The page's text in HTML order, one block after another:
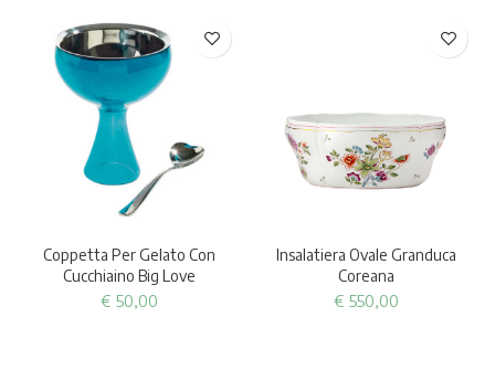
Coppetta Per Gelato Con
Cucchiaino Big Love
€ 50,00
Insalatiera Ovale Granduca
Coreana
€ 550,00